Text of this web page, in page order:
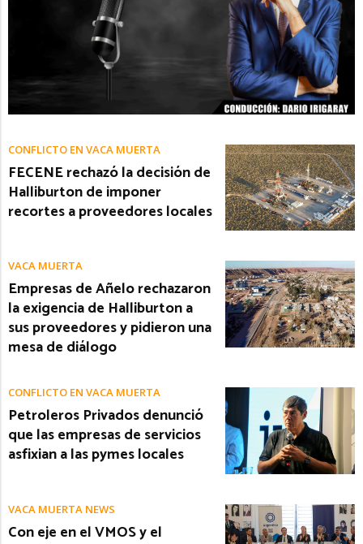
CONFLICTO EN VACA MUERTA
FECENE rechazó la decisión de
Halliburton de imponer
recortes a proveedores locales
VACA MUERTA
Empresas de Añelo rechazaron
la exigencia de Halliburton a
sus proveedores y pidieron una
mesa de diálogo
CONFLICTO EN VACA MUERTA
Petroleros Privados denunció
que las empresas de servicios
asfixian a las pymes locales
VACA MUERTA NEWS
Con eje en el VMOS y el